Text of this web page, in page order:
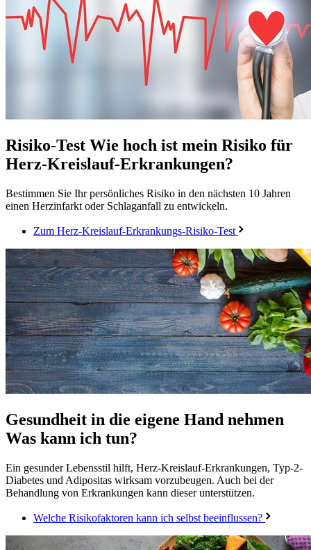
Risiko-Test Wie hoch ist mein Risiko für
Herz-Kreislauf-Erkrankungen?
Bestimmen Sie Ihr persönliches Risiko in den nächsten 10 Jahren
einen Herzinfarkt oder Schlaganfall zu entwickeln.
Zum Herz-Kreislauf-Erkrankungs-Risiko-Test
Gesundheit in die eigene Hand nehmen
Was kann ich tun?
Ein gesunder Lebensstil hilft, Herz-Kreislauf-Erkrankungen, Typ-2-
Diabetes und Adipositas wirksam vorzubeugen. Auch bei der
Behandlung von Erkrankungen kann dieser unterstützen.
Welche Risikofaktoren kann ich selbst beeinflussen?